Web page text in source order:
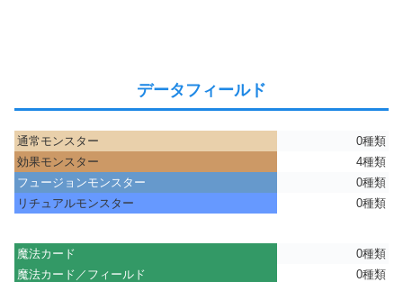
データフィールド
通常モンスター
0種類
効果モンスター
4種類
フュージョンモンスター
0種類
リチュアルモンスター
0種類
魔法カード
0種類
魔法カード／フィールド
0種類